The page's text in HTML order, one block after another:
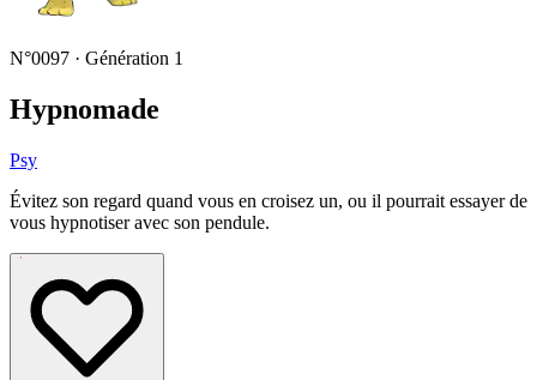
N°0097 · Génération 1
Hypnomade
Psy
Évitez son regard quand vous en croisez un, ou il pourrait essayer de
vous hypnotiser avec son pendule.